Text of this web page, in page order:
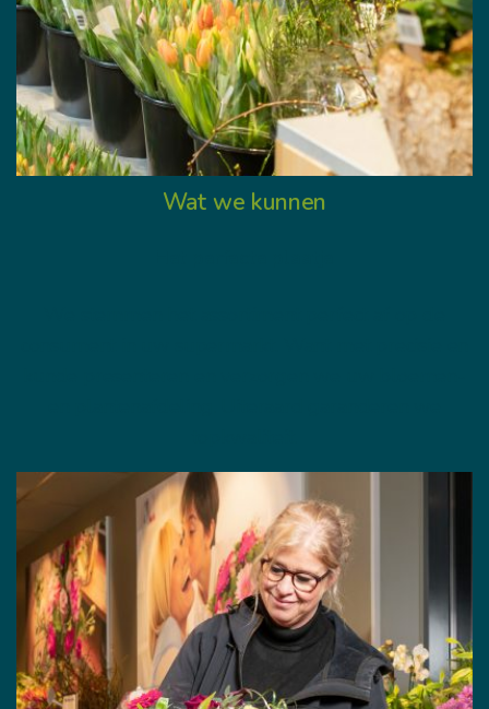
Wat we kunnen